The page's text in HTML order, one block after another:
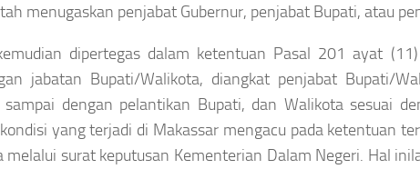
menugaskan penjabat Gubernur, penjabat Bupati, atau
dipertegas dalam ketentuan Pasal 201 ayat
jabatan Bupati/Walikota, diangkat penjabat Bupati/
sampai dengan pelantikan Bupati, dan Walikota sesuai
yang terjadi di Makassar mengacu pada ketentuan
melalui surat keputusan Kementerian Dalam Negeri. Hal